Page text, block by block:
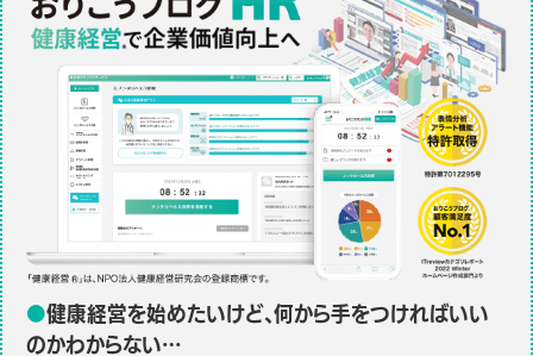
●健康経営を始めたいけど、何から手をつければいい
のかわからない…